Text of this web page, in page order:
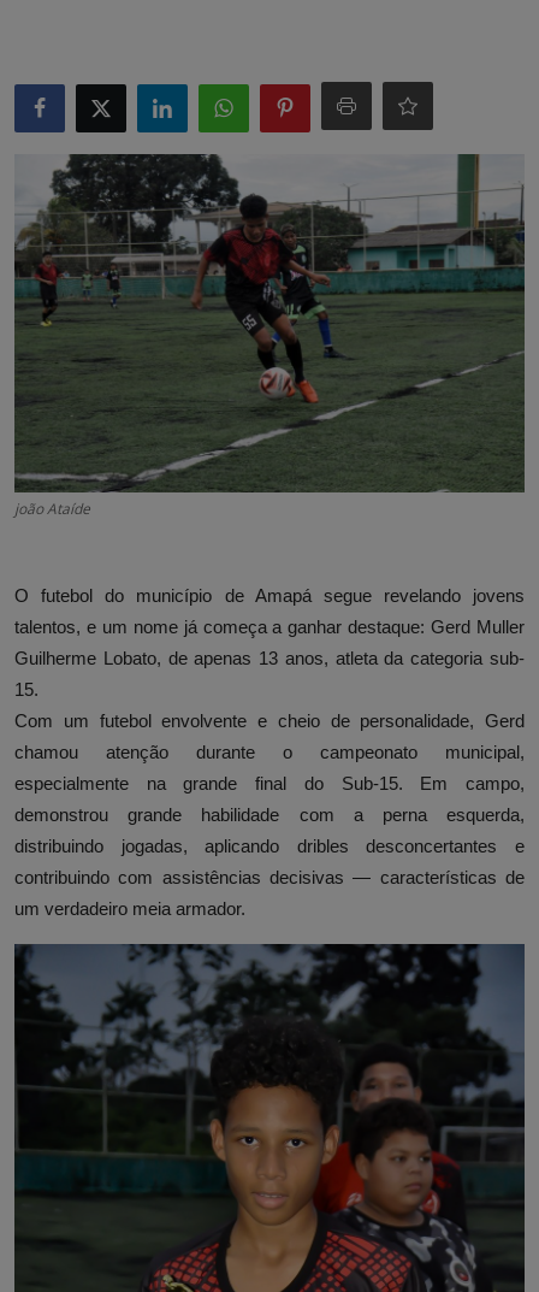
joão Ataíde
O futebol do município de Amapá segue revelando jovens
talentos, e um nome já começa a ganhar destaque: Gerd Muller
Guilherme Lobato, de apenas 13 anos, atleta da categoria sub-
15.
Com um futebol envolvente e cheio de personalidade, Gerd
chamou atenção durante o campeonato municipal,
especialmente na grande final do Sub-15. Em campo,
demonstrou grande habilidade com a perna esquerda,
distribuindo jogadas, aplicando dribles desconcertantes e
contribuindo com assistências decisivas — características de
um verdadeiro meia armador.